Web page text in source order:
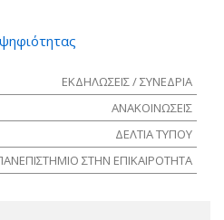
ΕΚΔΗΛΩΣΕΙΣ / ΣΥΝΕΔΡΙΑ
ΑΝΑΚΟΙΝΩΣΕΙΣ
ΔΕΛΤΙΑ ΤΥΠΟΥ
ΣΤΗΝ ΕΠΙΚΑΙΡΟΤΗΤΑ